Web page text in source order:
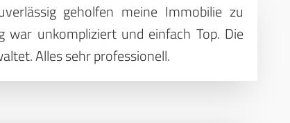
geholfen meine Immobilie zu
unkompliziert und einfach Top. Die
Alles sehr professionell.